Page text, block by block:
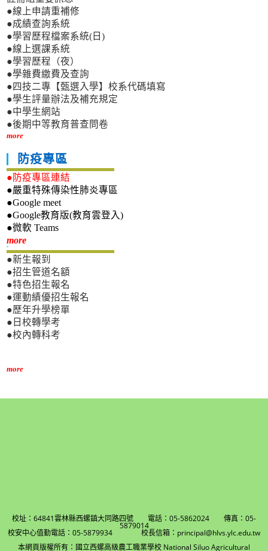
●線上申請重補修
●成績查詢系統
●學習歷程檔案系統(日)
●線上選課系統
●學習歷程（夜）
●學雜費繳費及查詢
●四技二專【甄選入學】校系代碼填寫
●學生評量辦法及補充規定
●中學生網站
●後期中等教育普查問卷
more
防疫專區
●防疫專區連結
●嚴重特殊傳染性肺炎專區
●Google meet
●Google教育版(教育雲登入)
●微軟 Teams
more新生專區
●新生報到
●招生管道名額
●特色招生報名
●運動績優招生報名
●歷年升學榜單
●日校轉學考
●校內轉科考
more
校址：64841雲林縣西螺鎮大同路四號 電話：05-5862024 傳真：05-
5879014
校安中心值勤電話：05-5879934 校長信箱：principal@hlvs.ylc.edu.tw
本網頁版權所有：國立西螺高級農工職業學校 National Siluo Agricultural